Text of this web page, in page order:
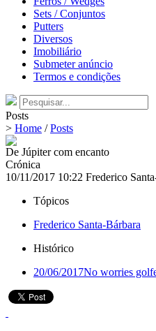
Sets / Conjuntos
Putters
Diversos
Imobiliário
Submeter anúncio
Termos e condições
Posts
> Home /Posts
De Júpiter com encanto
Crónica
10/11/2017 10:22 Frederico
Tópicos
Frederico Santa-Bárbara
Histórico
20/06/2017No worries